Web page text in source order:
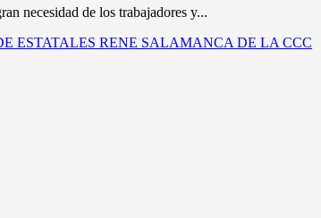
necesidad de los trabajadores y...
ESTATALES RENE SALAMANCA DE LA CCC